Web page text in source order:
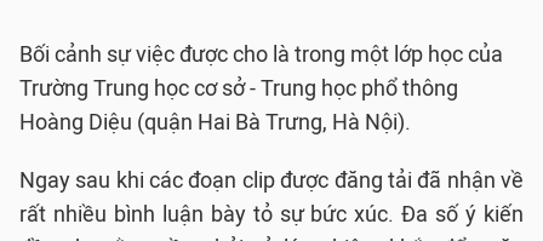
Bối cảnh sự việc được cho là trong một lớp học của
Trường Trung học cơ sở - Trung học phổ thông
Hoàng Diệu (quận Hai Bà Trưng, Hà Nội).
Ngay sau khi các đoạn clip được đăng tải đã nhận về
rất nhiều bình luận bày tỏ sự bức xúc. Đa số ý kiến